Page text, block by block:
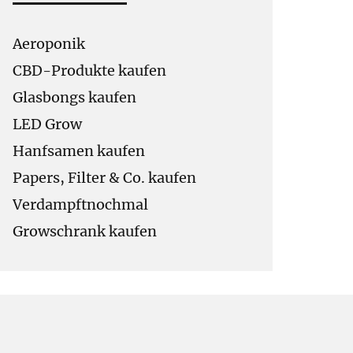
Aeroponik
CBD-Produkte kaufen
Glasbongs kaufen
LED Grow
Hanfsamen kaufen
Papers, Filter & Co. kaufen
Verdampftnochmal
Growschrank kaufen